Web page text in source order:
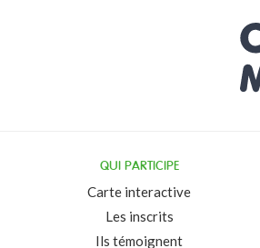
QUI PARTICIPE
Carte interactive
Les inscrits
Ils témoignent